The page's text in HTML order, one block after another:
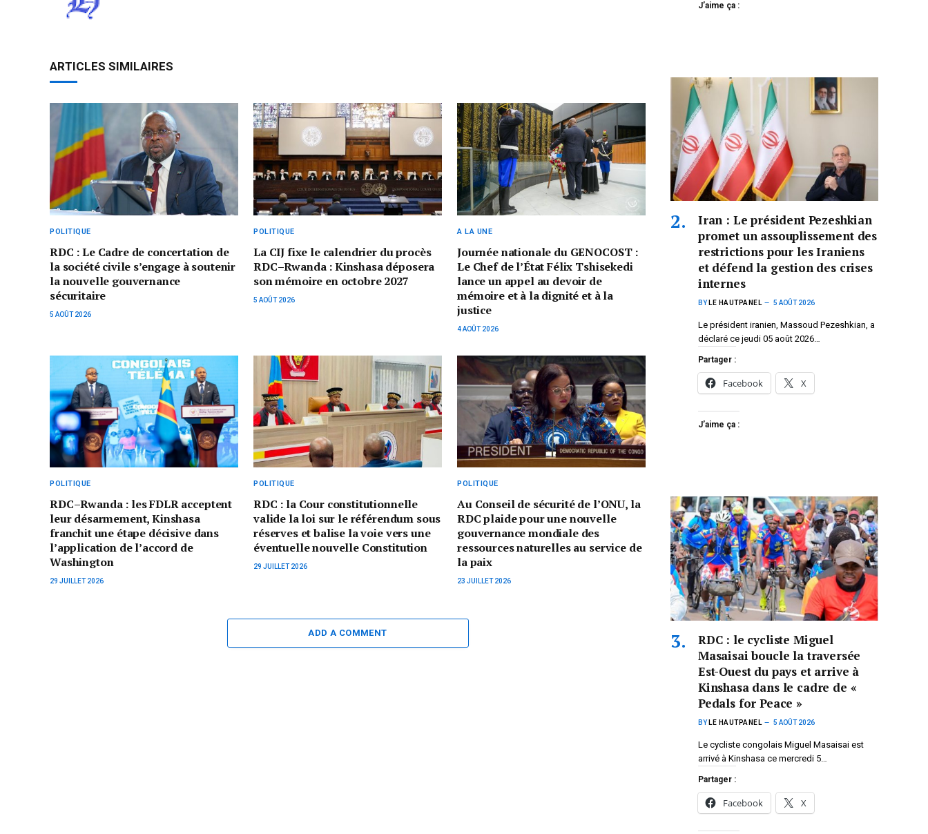
ARTICLES SIMILAIRES
POLITIQUE
RDC : Le Cadre de concertation de
la société civile s’engage à soutenir
la nouvelle gouvernance
sécuritaire
5 AOÛT 2026
POLITIQUE
La CIJ fixe le calendrier du procès
RDC–Rwanda : Kinshasa déposera
son mémoire en octobre 2027
5 AOÛT 2026
A LA UNE
Journée nationale du GENOCOST :
Le Chef de l’État Félix Tshisekedi
lance un appel au devoir de
mémoire et à la dignité et à la
justice
4 AOÛT 2026
POLITIQUE
RDC–Rwanda : les FDLR acceptent
leur désarmement, Kinshasa
franchit une étape décisive dans
l’application de l’accord de
Washington
29 JUILLET 2026
POLITIQUE
RDC : la Cour constitutionnelle
valide la loi sur le référendum sous
réserves et balise la voie vers une
éventuelle nouvelle Constitution
29 JUILLET 2026
POLITIQUE
Au Conseil de sécurité de l’ONU, la
RDC plaide pour une nouvelle
gouvernance mondiale des
ressources naturelles au service de
la paix
23 JUILLET 2026
ADD A COMMENT
J’aime ça :
Iran : Le président Pezeshkian
promet un assouplissement des
restrictions pour les Iraniens
et défend la gestion des crises
internes
BY LE HAUTPANEL 5 AOÛT 2026
Le président iranien, Massoud Pezeshkian, a
déclaré ce jeudi 05 août 2026…
Partager :
Facebook X
J’aime ça :
RDC : le cycliste Miguel
Masaisai boucle la traversée
Est-Ouest du pays et arrive à
Kinshasa dans le cadre de «
Pedals for Peace »
BY LE HAUTPANEL 5 AOÛT 2026
Le cycliste congolais Miguel Masaisai est
arrivé à Kinshasa ce mercredi 5…
Partager :
Facebook X